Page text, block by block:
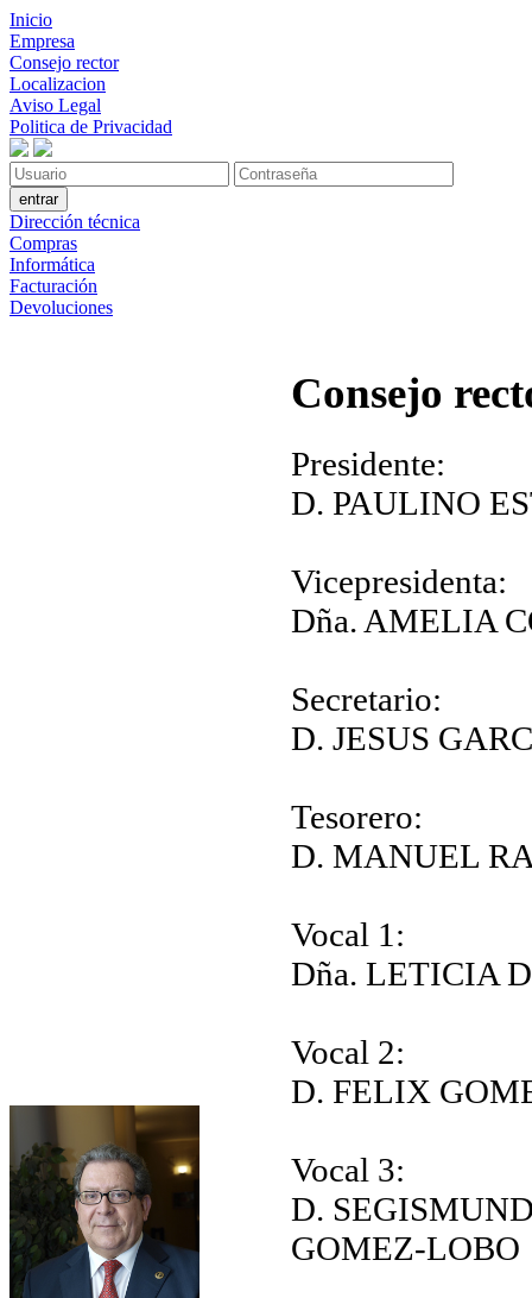
Inicio
Empresa
Consejo rector
Localizacion
Aviso Legal
Politica de Privacidad
Dirección técnica
Compras
Informática
Facturación
Devoluciones
Consejo
Presidente:
D. PAULINO
Vicepresidenta:
Dña. AMELIA
Secretario:
D. JESUS
Tesorero:
D. MANUEL
Vocal 1:
Dña. LETICIA
Vocal 2:
D. FELIX
Vocal 3:
D.
GOMEZ-LOBO